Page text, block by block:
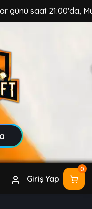
saat 21:00'da,
Giriş Yap
0